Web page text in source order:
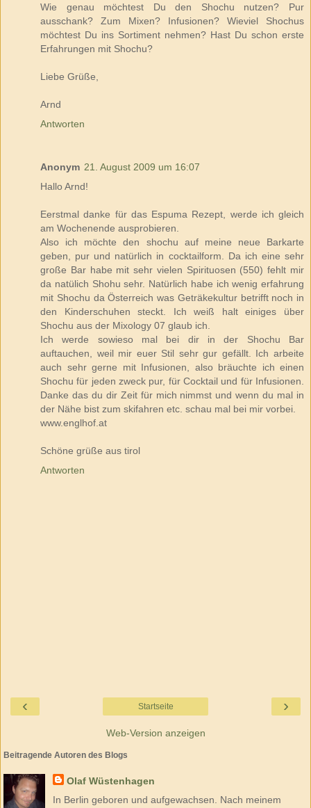
Wie genau möchtest Du den Shochu nutzen? Pur
ausschank? Zum Mixen? Infusionen? Wieviel Shochus
möchtest Du ins Sortiment nehmen? Hast Du schon erste
Erfahrungen mit Shochu?
Liebe Grüße,
Arnd
Antworten
Anonym 21. August 2009 um 16:07
Hallo Arnd!
Eerstmal danke für das Espuma Rezept, werde ich gleich
am Wochenende ausprobieren.
Also ich möchte den shochu auf meine neue Barkarte
geben, pur und natürlich in cocktailform. Da ich eine sehr
große Bar habe mit sehr vielen Spirituosen (550) fehlt mir
da natülich Shohu sehr. Natürlich habe ich wenig erfahrung
mit Shochu da Österreich was Geträkekultur betrifft noch in
den Kinderschuhen steckt. Ich weiß halt einiges über
Shochu aus der Mixology 07 glaub ich.
Ich werde sowieso mal bei dir in der Shochu Bar
auftauchen, weil mir euer Stil sehr gur gefällt. Ich arbeite
auch sehr gerne mit Infusionen, also bräuchte ich einen
Shochu für jeden zweck pur, für Cocktail und für Infusionen.
Danke das du dir Zeit für mich nimmst und wenn du mal in
der Nähe bist zum skifahren etc. schau mal bei mir vorbei.
www.englhof.at
Schöne grüße aus tirol
Antworten
‹ ›
Startseite
Web-Version anzeigen
Beitragende Autoren des Blogs
Olaf Wüstenhagen
In Berlin geboren und aufgewachsen. Nach meinem